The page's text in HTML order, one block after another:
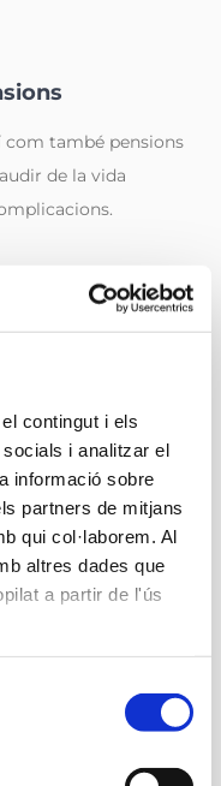
contingut i els
i analitzar el
informació sobre
partners de mitjans
qui col·laborem. Al
altres dades que
a partir de l'ús
com també pensions
de la vida
(renda,
perquè no hi hagis
et permetrà fer
empresa sense